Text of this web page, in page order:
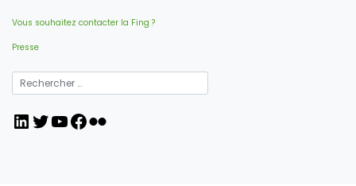
Vous souhaitez contacter la Fing ?
Presse
LinkedIn
Twitter
YouTube
Facebook
Flickr